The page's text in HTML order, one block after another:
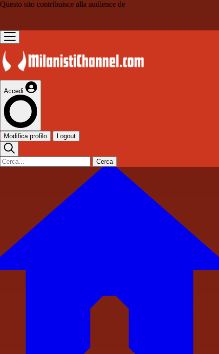
Questo sito contribuisce alla audience de
Accedi
Modifica profilo Logout
Cerca